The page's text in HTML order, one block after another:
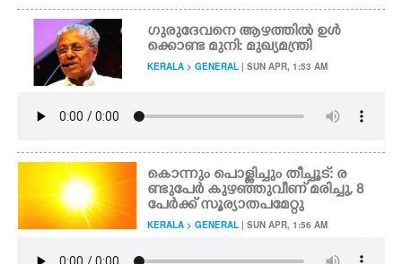
ഗുരുദേവനെ ആഴത്തിൽ ഉൾ
ക്കൊണ്ട മുനി: മുഖ്യമന്ത്രി
KERALA > GENERAL | SUN APR, 1:53 AM
കൊന്നും പൊള്ളിച്ചും തീച്ചൂട്: ര
ണ്ടുപേർ കുഴഞ്ഞുവീണ് മരിച്ചു, 8
പേർക്ക് സൂര്യാതപമേറ്റു
KERALA > GENERAL | SUN APR, 1:56 AM